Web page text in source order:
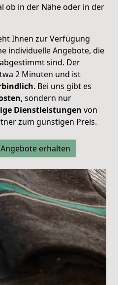
ob in der Nähe oder in der
Ihnen zur Verfügung
individuelle Angebote, die
sind. Der
2 Minuten und ist
. Bei uns gibt es
, sondern nur
Dienstleistungen von
zum günstigen Preis.
erhalten